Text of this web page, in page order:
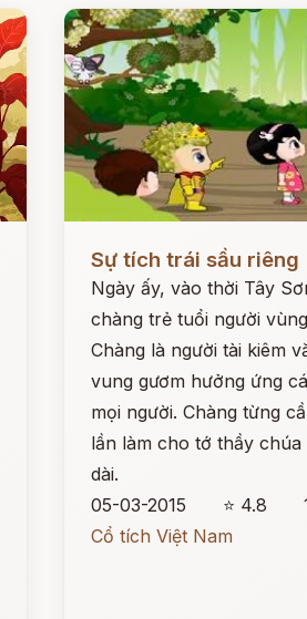
Sự tích trái sầu riêng
Ngày ấy, vào thời Tây
chàng trẻ tuổi người
Chàng là người tài kiêm
vung gươm hưởng ứng
mọi người. Chàng từng
lần làm cho tớ thầy
dài.
05-03-2015
⭐ 4.8
Cổ tích Việt Nam